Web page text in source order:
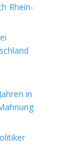
Rhein-
in